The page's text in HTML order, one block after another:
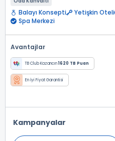
Balayı Konsepti Yetişkin Oteli
Spa Merkezi
Avantajlar
TB Club Kazancın1620 TB Puan
En İyi Fiyat Garantisi
Kampanyalar